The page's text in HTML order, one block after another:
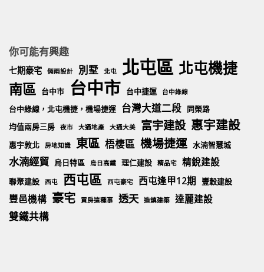
你可能有興趣
七期豪宅 倆兩設計 別墅 北屯 北屯區 北屯機捷
南區 台中市 台中市 台中捷運 台中綠線
台中綠線，北屯機捷，機場捷運 台灣大道二段 同榮路
均值兩房三房
夜市 大通地產 大通大美 富宇建設 惠宇建設
惠宇敦北 房地知識 東區 梧棲區 機場捷運 水湳智慧城
水湳經貿 烏日特區 烏日高鐵 理仁建設 精品宅 精銳建設
聯聚建設 西屯 西屯區 西屯豪宅 西屯逢甲12期 豐穀建設
豐邑機構 豪宅 買房這種事 透天 造鎮建築 達麗建設
雙鐵共構